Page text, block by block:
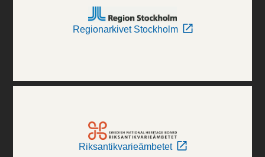
Regionarkivet Stockholm
Riksantikvarieämbetet